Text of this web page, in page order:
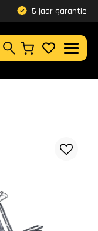
Zoeken